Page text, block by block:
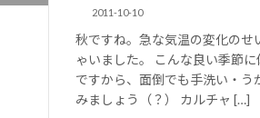
2011-10-10
秋ですね。急な気温の変化のせ
ゃいました。 こんな良い季節
ですから、面倒でも手洗い・う
みましょう（？） カルチャ […]